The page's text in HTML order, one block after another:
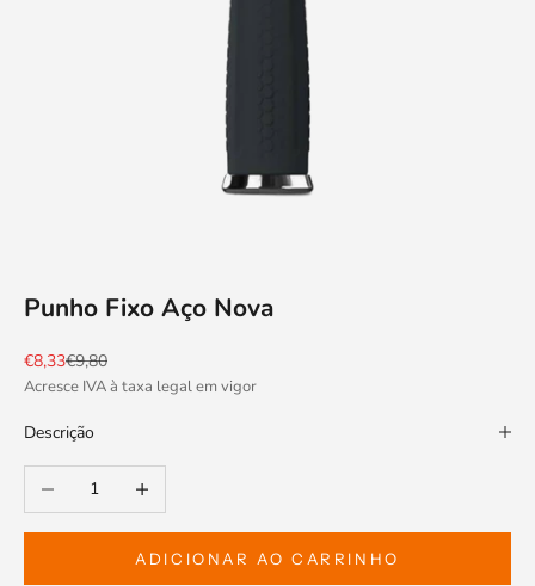
Punho Fixo Aço Nova
Preço promocional
€8,33Preço normal
€9,80
Acresce IVA à taxa legal em vigor
Descrição
Diminuir a quantidadeAumentar a quantidade
ADICIONAR AO CARRINHO